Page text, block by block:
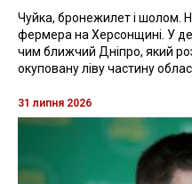
Чуйка, бронежилет і шолом.
фермера на Херсонщині. У
чим ближчий Дніпро, який
окуповану ліву частину
31 липня 2026